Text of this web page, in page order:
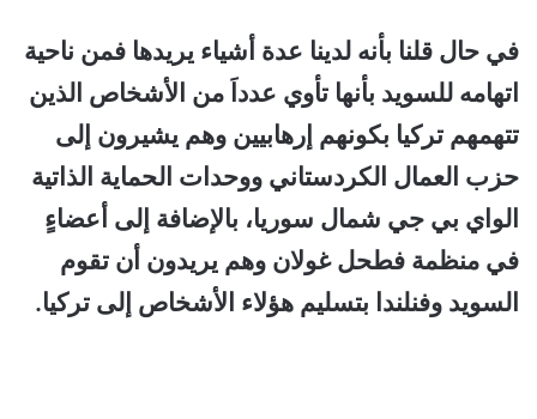
في حال قلنا بأنه لدينا عدة أشياء يريدها فمن ناحية
اتهامه للسويد بأنها تأوي عدداَ من الأشخاص الذين
تتهمهم تركيا بكونهم إرهابيين وهم يشيرون إلى
حزب العمال الكردستاني ووحدات الحماية الذاتية
الواي بي جي شمال سوريا، بالإضافة إلى أعضاءٍ
في منظمة فطحل غولان وهم يريدون أن تقوم
السويد وفنلندا بتسليم هؤلاء الأشخاص إلى تركيا.